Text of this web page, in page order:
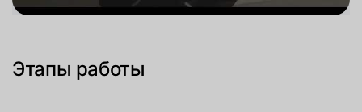
Этапы работы